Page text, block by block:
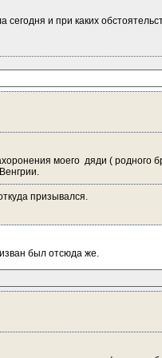
и при каких
моего  дяди ( родного
призывался.
был отсюда же.